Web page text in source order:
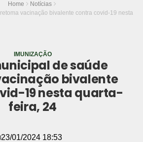
Home
Notícias
vacinação bivalente contra covid-19 nesta
IMUNIZAÇÃO
de saúde
bivalente
19 nesta quarta-
feira, 24
23/01/2024 18:53